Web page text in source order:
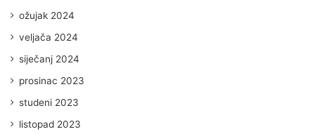
ožujak 2024
veljača 2024
siječanj 2024
prosinac 2023
studeni 2023
listopad 2023